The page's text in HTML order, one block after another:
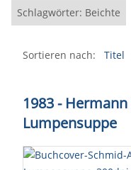
Schlagwörter: Beichte
Sortieren nach: Titel
1983 -
Lumpensuppe